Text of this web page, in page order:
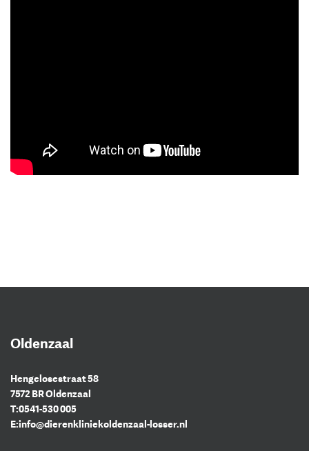
Oldenzaal
Hengelosestraat 58
7572 BR Oldenzaal
T:0541-530 005
E:info@dierenkliniekoldenzaal-losser.nl